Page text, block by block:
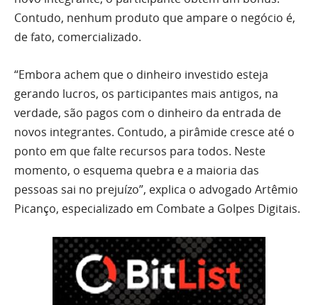
Contudo, nenhum produto que ampare o negócio é,
de fato, comercializado.
“Embora achem que o dinheiro investido esteja
gerando lucros, os participantes mais antigos, na
verdade, são pagos com o dinheiro da entrada de
novos integrantes. Contudo, a pirâmide cresce até o
ponto em que falte recursos para todos. Neste
momento, o esquema quebra e a maioria das
pessoas sai no prejuízo”, explica o advogado Artêmio
Picanço, especializado em Combate a Golpes Digitais.